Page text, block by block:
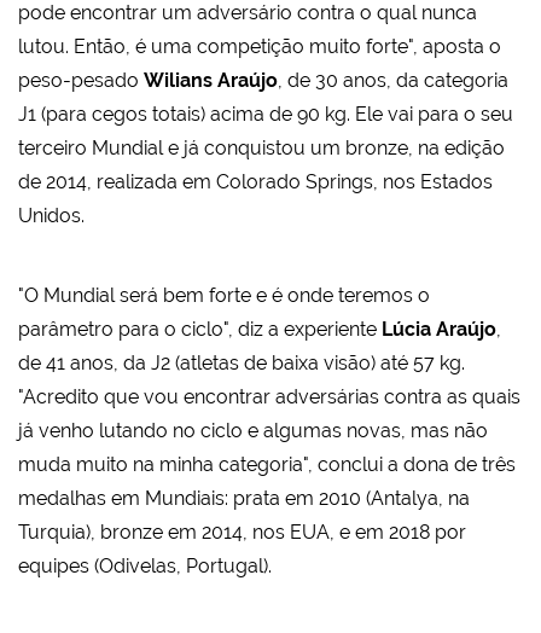
pode encontrar um adversário contra o qual nunca
lutou. Então, é uma competição muito forte", aposta o
peso-pesado Wilians Araújo, de 30 anos, da categoria
J1 (para cegos totais) acima de 90 kg. Ele vai para o seu
terceiro Mundial e já conquistou um bronze, na edição
de 2014, realizada em Colorado Springs, nos Estados
Unidos.
"O Mundial será bem forte e é onde teremos o
parâmetro para o ciclo", diz a experiente Lúcia Araújo,
de 41 anos, da J2 (atletas de baixa visão) até 57 kg.
"Acredito que vou encontrar adversárias contra as quais
já venho lutando no ciclo e algumas novas, mas não
muda muito na minha categoria", conclui a dona de três
medalhas em Mundiais: prata em 2010 (Antalya, na
Turquia), bronze em 2014, nos EUA, e em 2018 por
equipes (Odivelas, Portugal).